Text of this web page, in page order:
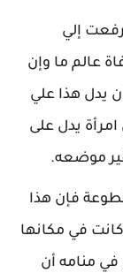
إلي
عالم ما وإن
يدل هذا علي
يدل على
موضعه.
فإن هذا
كانت في مكانها
منامه أن